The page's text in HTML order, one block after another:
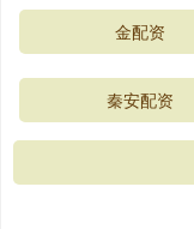
金配资
秦安配资